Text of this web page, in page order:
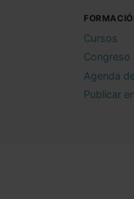
Cursos
Congreso
Agenda
Publicar